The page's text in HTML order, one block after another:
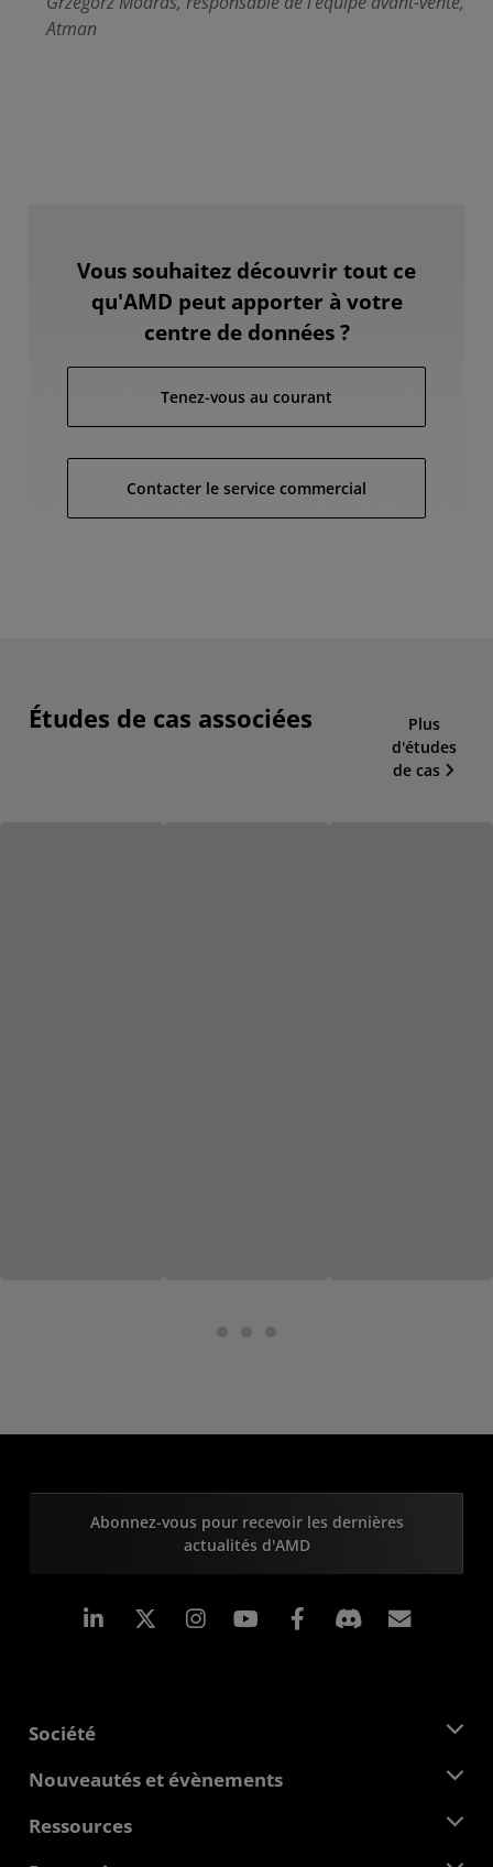
Atman
Vous souhaitez découvrir tout ce
qu'AMD peut apporter à votre
centre de données ?
Tenez-vous au courant
Contacter le service commercial
Études de cas associées
Plus
d'études
de cas
Abonnez-vous pour recevoir les dernières
actualités d'AMD
LinkedIn Instagram Facebook
Société
À propos d'AMD
Responsabilité d'entreprise
Carrières
Nouveautés et évènements
Salle de presse
Ressources